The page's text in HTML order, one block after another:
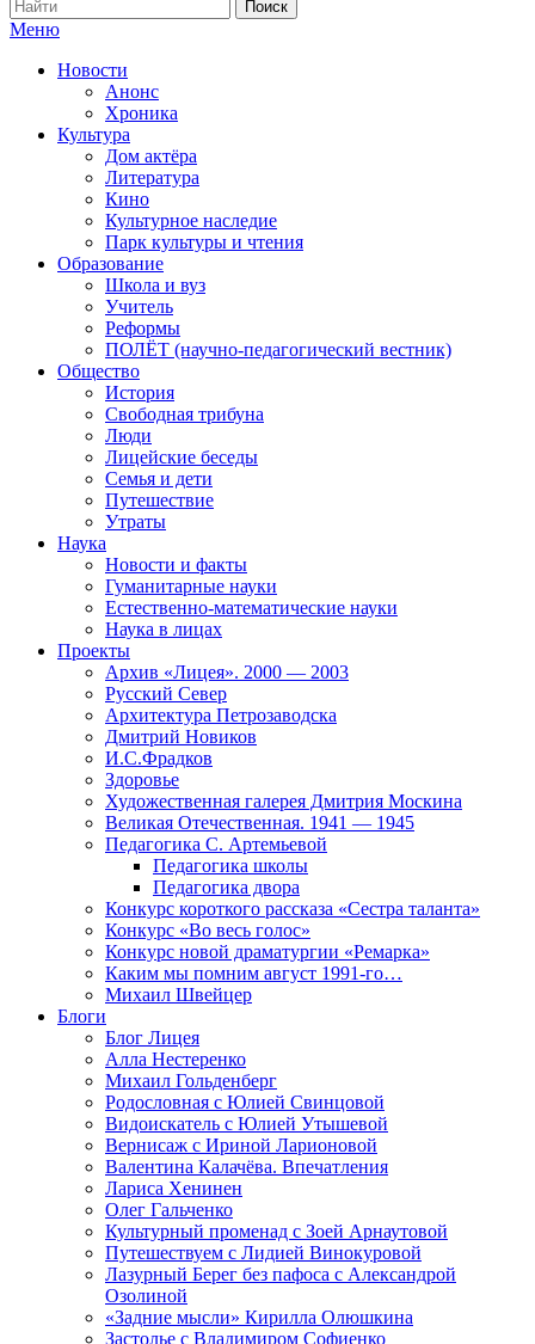
Меню
Новости
Анонс
Хроника
Культура
Дом актёра
Литература
Кино
Культурное наследие
Парк культуры и чтения
Образование
Школа и вуз
Учитель
Реформы
ПОЛЁТ (научно-педагогический вестник)
Общество
История
Свободная трибуна
Люди
Лицейские беседы
Семья и дети
Путешествие
Утраты
Наука
Новости и факты
Гуманитарные науки
Естественно-математические науки
Наука в лицах
Проекты
Архив «Лицея». 2000 — 2003
Русский Север
Архитектура Петрозаводска
Дмитрий Новиков
И.С.Фрадков
Здоровье
Художественная галерея Дмитрия Москина
Великая Отечественная. 1941 — 1945
Педагогика С. Артемьевой
Педагогика школы
Педагогика двора
Конкурс короткого рассказа «Сестра таланта»
Конкурс «Во весь голос»
Конкурс новой драматургии «Ремарка»
Каким мы помним август 1991-го…
Михаил Швейцер
Блоги
Блог Лицея
Алла Нестеренко
Михаил Гольденберг
Родословная с Юлией Свинцовой
Видоискатель с Юлией Утышевой
Вернисаж с Ириной Ларионовой
Валентина Калачёва. Впечатления
Лариса Хенинен
Олег Гальченко
Культурный променад с Зоей Арнаутовой
Путешествуем с Лидией Винокуровой
Лазурный Берег без пафоса с Александрой
Озолиной
«Задние мысли» Кирилла Олюшкина
Застолье с Владимиром Софиенко